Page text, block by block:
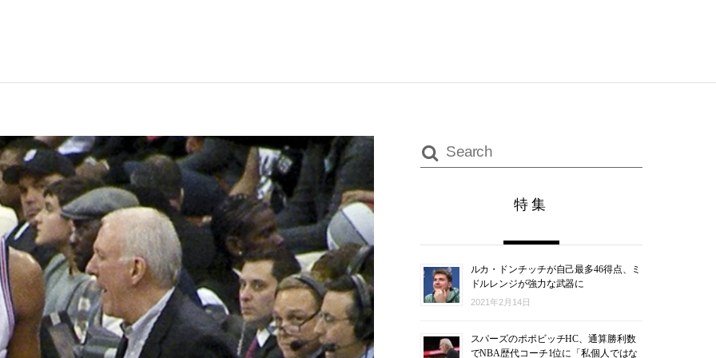
特集
ルカ・ドンチッチが自己最多46得点、ミ
ドルレンジが強力な武器に
2021年2月14日
スパーズのポポビッチHC、通算勝利数
でNBA歴代コーチ1位に「私個人ではな